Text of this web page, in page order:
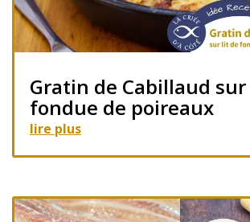
Gratin de Cabillaud
fondue de poireaux
lire plus